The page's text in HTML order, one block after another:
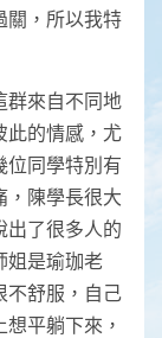
關，所以我特
群來自不同地
此的情感，尤
位同學特別有
，陳學長很大
出了很多人的
姐是瑜珈老
不舒服，自己
平躺下來，